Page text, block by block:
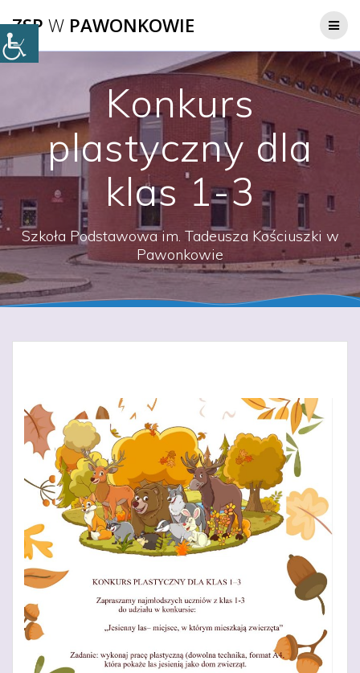
do
ZSP W PAWONKOWIE
Konkurs
plastyczny dla
klas 1-3
Szkoła Podstawowa im. Tadeusza Kościuszki w
Pawonkowie